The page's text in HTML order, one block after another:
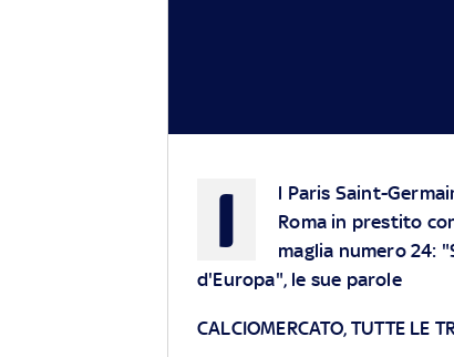
I
l Paris Saint-
Roma in prestito
maglia numero 24:
d'Europa", le sue parole
CALCIOMERCATO, TUTTE LE